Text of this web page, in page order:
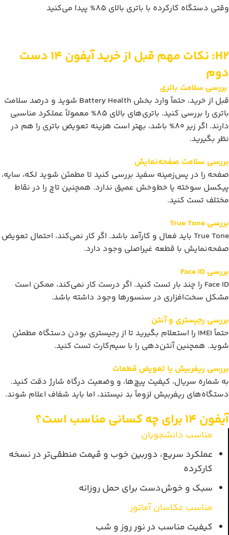
وقتی دستگاه کارکرده با باتری بالای 85% پیدا می‌کنید
H2: نکات مهم قبل از خرید آیفون 14 دست
دوم
بررسی سلامت باتری
قبل از خرید، حتماً وارد بخش Battery Health شوید و درصد سلامت
باتری را بررسی کنید. باتری‌های بالای 85% معمولاً عملکرد مناسبی
دارند. اگر زیر 80% باشد، بهتر است هزینه تعویض باتری را هم در
نظر بگیرید.
بررسی سلامت صفحه‌نمایش
صفحه را در پس‌زمینه سفید بررسی کنید تا مطمئن شوید لکه، سایه،
پیکسل سوخته یا خط‌وخش عمیق ندارد. همچنین تاچ را در نقاط
مختلف تست کنید.
بررسی True Tone
True Tone باید فعال و کارآمد باشد. اگر کار نمی‌کند، احتمال تعویض
صفحه‌نمایش با قطعه غیراصلی وجود دارد.
بررسی Face ID
Face ID را چند بار تست کنید. اگر درست کار نمی‌کند، ممکن است
مشکل سخت‌افزاری در سنسورها وجود داشته باشد.
بررسی رجیستری و آنتن
حتماً IMEI را استعلام بگیرید تا از رجیستری بودن دستگاه مطمئن
شوید. همچنین آنتن‌دهی را با سیم‌کارت تست کنید.
بررسی ریفربیش یا تعویض قطعات
به شماره سریال، کیفیت پیچ‌ها، و وضعیت درگاه شارژ دقت کنید.
دستگاه‌های ریفربیش لزوماً بد نیستند، اما باید شفاف اعلام شوند.
آیفون 14 برای چه کسانی مناسب است؟
مناسب دانشجویان
عملکرد سریع، دوربین خوب و قیمت منطقی‌تر در نسخه
کارکرده
سبک و خوش‌دست برای حمل روزانه
مناسب عکاسان آماتور
کیفیت مناسب در نور روز و شب